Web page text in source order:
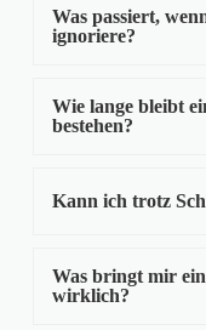
Was passiert,
ignoriere?
Wie lange bleibt
bestehen?
Kann ich trotz
Was bringt mir
wirklich?